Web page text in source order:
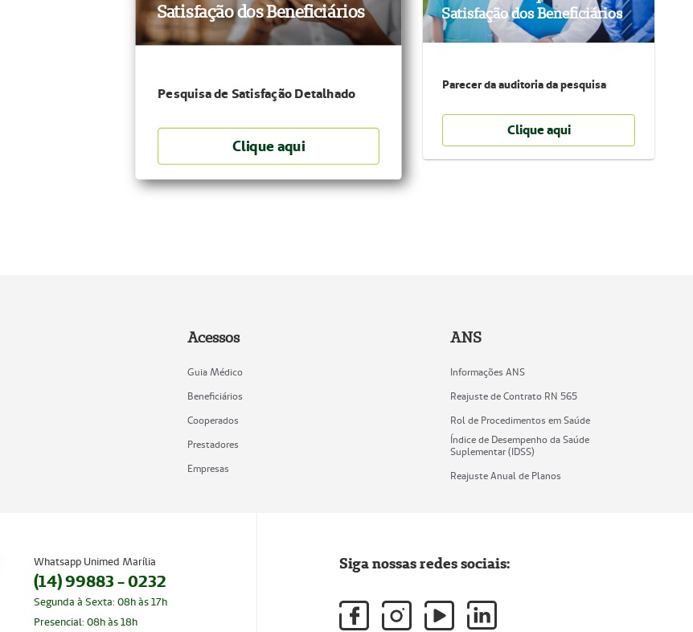
Satisfação dos Beneficiários​​​​​​​
Pesquisa de Satisfação Detalhado
Clique aqui
Satisfação dos Beneficiários
Parecer da auditoria da pesquisa
Clique aqui
Acessos
Guia Médico
Beneficiários
Cooperados
Prestadores
Empresas
ANS
Informações ANS
Reajuste de Contrato RN 565
Rol de Procedimentos em Saúde
Índice de Desempenho da Saúde
Suplementar (IDSS)
Reajuste Anual de Planos
Whatsapp Unimed Marília
(14) 99883 - 0232
Segunda à Sexta: 08h às 17h
Presencial: 08h às 18h
Siga nossas redes sociais: